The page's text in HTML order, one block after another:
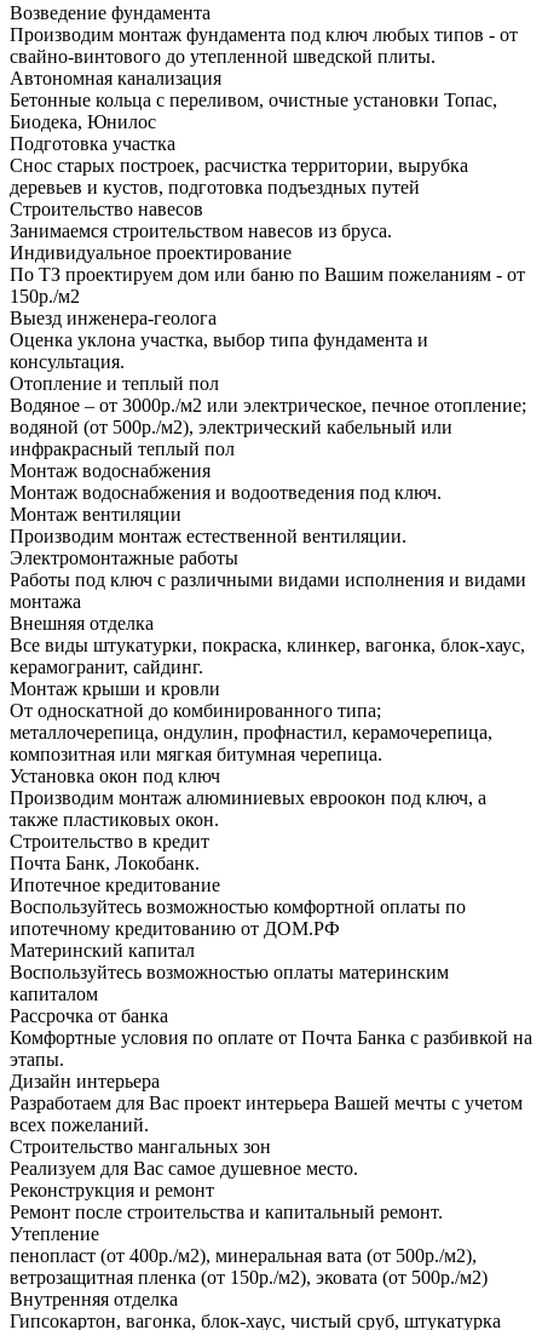
Возведение фундамента
Производим монтаж фундамента под ключ любых типов - от
свайно-винтового до утепленной шведской плиты.
Автономная канализация
Бетонные кольца с переливом, очистные установки Топас,
Биодека, Юнилос
Подготовка участка
Снос старых построек, расчистка территории, вырубка
деревьев и кустов, подготовка подъездных путей
Строительство навесов
Занимаемся строительством навесов из бруса.
Индивидуальное проектирование
По ТЗ проектируем дом или баню по Вашим пожеланиям - от
150р./м2
Выезд инженера-геолога
Оценка уклона участка, выбор типа фундамента и
консультация.
Отопление и теплый пол
Водяное – от 3000р./м2 или электрическое, печное отопление;
водяной (от 500р./м2), электрический кабельный или
инфракрасный теплый пол
Монтаж водоснабжения
Монтаж водоснабжения и водоотведения под ключ.
Монтаж вентиляции
Производим монтаж естественной вентиляции.
Электромонтажные работы
Работы под ключ с различными видами исполнения и видами
монтажа
Внешняя отделка
Все виды штукатурки, покраска, клинкер, вагонка, блок-хаус,
керамогранит, сайдинг.
Монтаж крыши и кровли
От односкатной до комбинированного типа;
металлочерепица, ондулин, профнастил, керамочерепица,
композитная или мягкая битумная черепица.
Установка окон под ключ
Производим монтаж алюминиевых евроокон под ключ, а
также пластиковых окон.
Строительство в кредит
Почта Банк, Локобанк.
Ипотечное кредитование
Воспользуйтесь возможностью комфортной оплаты по
ипотечному кредитованию от ДОМ.РФ
Материнский капитал
Воспользуйтесь возможностью оплаты материнским
капиталом
Рассрочка от банка
Комфортные условия по оплате от Почта Банка с разбивкой на
этапы.
Дизайн интерьера
Разработаем для Вас проект интерьера Вашей мечты с учетом
всех пожеланий.
Строительство мангальных зон
Реализуем для Вас самое душевное место.
Реконструкция и ремонт
Ремонт после строительства и капитальный ремонт.
Утепление
пенопласт (от 400р./м2), минеральная вата (от 500р./м2),
ветрозащитная пленка (от 150р./м2), эковата (от 500р./м2)
Внутренняя отделка
Гипсокартон, вагонка, блок-хаус, чистый сруб, штукатурка